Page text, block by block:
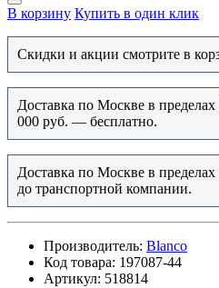
В корзину Купить в один клик
Скидки и акции смотрите в
Доставка по Москве в
000 руб. — бесплатно.
Доставка по Москве в
до транспортной компании.
Производитель: Blanco
Код товара: 197087-44
Артикул: 518814